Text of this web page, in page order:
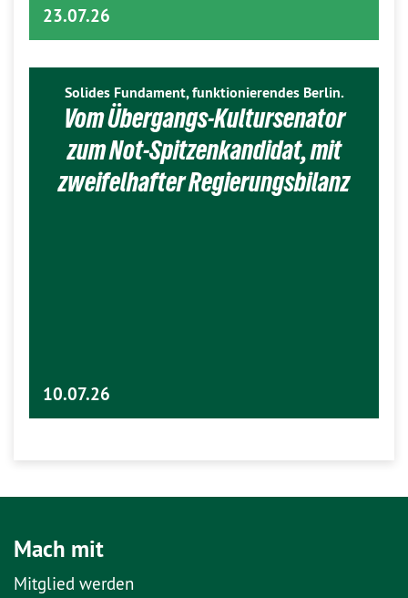
23.07.26
Solides Fundament, funktionierendes Berlin.
Vom Übergangs-Kultursenator
zum Not-Spitzenkandidat, mit
zweifelhafter Regierungsbilanz
10.07.26
Mach mit
Mitglied werden